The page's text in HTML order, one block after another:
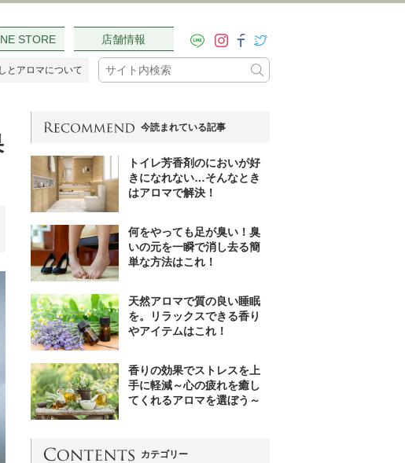
STORE 店舗情報
とアロマについて
今読まれている記事
トイレ芳香剤のにおいが好
きになれない…そんなとき
はアロマで解決！
何をやっても足が臭い！臭
いの元を一瞬で消し去る簡
単な方法はこれ！
天然アロマで質の良い睡眠
を。リラックスできる香り
やアイテムはこれ！
香りの効果でストレスを上
手に軽減～心の疲れを癒し
てくれるアロマを選ぼう～
カテゴリー